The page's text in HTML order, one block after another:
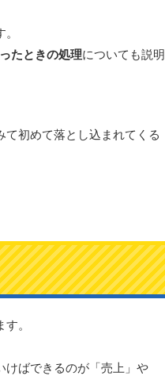
たときの処理についても説明
て初めて落とし込まれてくる
。
けばできるのが「売上」や